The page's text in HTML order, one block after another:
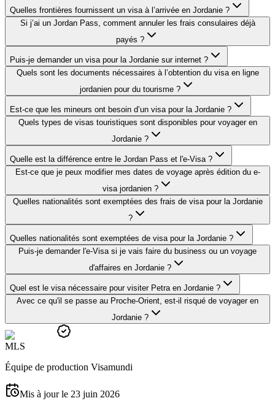
Quelles frontières fournissent un visa à l’arrivée en Jordanie ?
Si j’ai un Jordan Pass, comment annuler les frais consulaires déjà
payés ?
Puis-je demander un visa pour la Jordanie sur internet ?
Quels sont les documents nécessaires à l’obtention du visa en ligne
jordanien pour du tourisme ?
Est-ce que les mineurs ont besoin d’un visa pour la Jordanie ?
Quels types de visas touristiques sont disponibles pour voyager en
Jordanie ?
Quelle est la différence entre le Jordan Pass et l'e-Visa ?
Est-ce que je peux modifier mes dates de voyage après édition du e-
visa jordanien ?
Quelles nationalités sont exemptées des frais de visa pour la Jordanie
?
Quelles nationalités sont exemptées de visa pour la Jordanie ?
Puis-je demander l'e-Visa si je vais faire du business ou un voyage
d'affaires en Jordanie ?
Quel est le visa nécessaire pour visiter Petra en Jordanie ?
Avec ce qu'il se passe au Proche-Orient, est-il risqué de voyager en
Jordanie ?
MLS
Équipe de production Visamundi
Mis à jour le 23 juin 2026